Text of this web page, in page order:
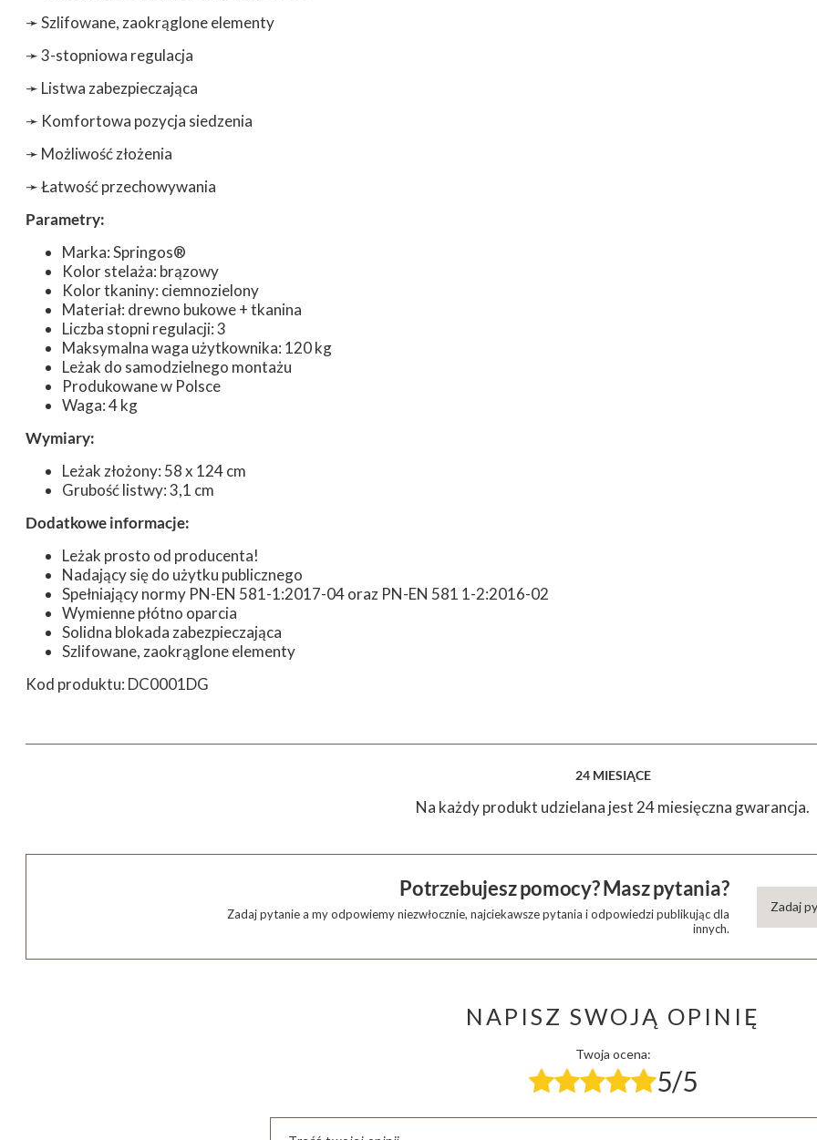
➛Szlifowane, zaokrąglone elementy
➛3-stopniowa regulacja
➛ Listwa zabezpieczająca
➛ Komfortowa pozycja siedzenia
➛ Możliwość złożenia
➛Łatwość przechowywania
Parametry:
Marka: Springos®
Kolor stelaża: brązowy
Kolor tkaniny: ciemnozielony
Materiał: drewno bukowe + tkanina
Liczba stopni regulacji: 3
Maksymalna waga użytkownika: 120 kg
Leżak do samodzielnego montażu
Produkowane w Polsce
Waga: 4 kg
Wymiary:
Leżak złożony: 58 x 124 cm
Grubość listwy: 3,1 cm
Dodatkowe informacje:
Leżak prosto od producenta!
Nadający się do użytku publicznego
Spełniający normy PN-EN 581-1:2017-04 oraz PN-EN 581 1-2:2016-02
Wymienne płótno oparcia
Solidna blokada zabezpieczająca
Szlifowane, zaokrąglone elementy
Kod produktu: DC0001DG
24 MIESIĄCE
Na każdy produkt udzielana jest 24 miesięczna gwarancja.
Potrzebujesz pomocy? Masz pytania?
Zadaj pytanie a my odpowiemy niezwłocznie, najciekawsze pytania i odpowiedzi publikując dla
innych.
Zadaj
NAPISZ SWOJĄ OPINIĘ
Twoja ocena:
5/5